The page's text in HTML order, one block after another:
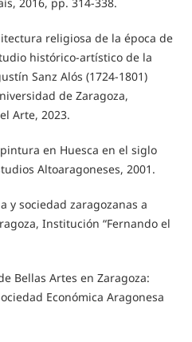
2016, pp. 314-338.
religiosa de la época de
histórico-artístico de la
Sanz Alós (1724-1801)
de Zaragoza,
Arte, 2023.
pintura en Huesca en el siglo
Altoaragoneses, 2001.
y sociedad zaragozanas a
Institución “Fernando el
Bellas Artes en Zaragoza:
Económica Aragonesa